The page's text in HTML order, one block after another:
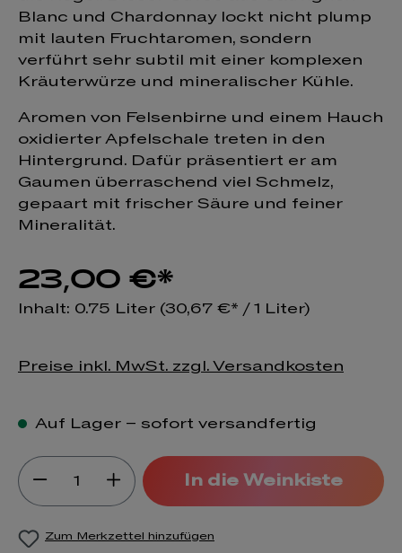
Blanc und Chardonnay lockt nicht plump
mit lauten Fruchtaromen, sondern
verführt sehr subtil mit einer komplexen
Kräuterwürze und mineralischer Kühle.
Aromen von Felsenbirne und einem Hauch
oxidierter Apfelschale treten in den
Hintergrund. Dafür präsentiert er am
Gaumen überraschend viel Schmelz,
gepaart mit frischer Säure und feiner
Mineralität.
23,00 €*
Inhalt: 0.75 Liter (30,67 €* / 1 Liter)
Preise inkl. MwSt. zzgl. Versandkosten
Auf Lager – sofort versandfertig
Produkt Anzahl: Gib den
In die Weinkiste
Zum Merkzettel hinzufügen